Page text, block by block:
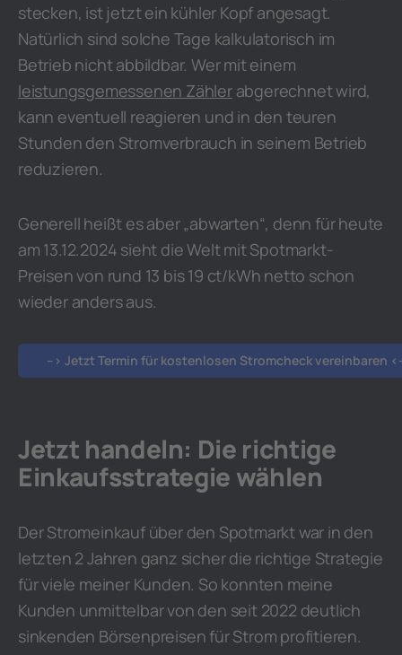
stecken, ist jetzt ein kühler Kopf angesagt.
Natürlich sind solche Tage kalkulatorisch im
Betrieb nicht abbildbar. Wer mit einem
leistungsgemessenen Zählerabgerechnet wird,
kann eventuell reagieren und in den teuren
Stunden den Stromverbrauch in seinem Betrieb
reduzieren.
Generell heißt es aber „abwarten“, denn für heute
am 13.12.2024 sieht die Welt mit Spotmarkt-
Preisen von rund 13 bis 19 ct/kWh netto schon
wieder anders aus.
–> Jetzt Termin für kostenlosen Stromcheck vereinbaren
Jetzt handeln: Die richtige
Einkaufsstrategie wählen
Der Stromeinkauf über den Spotmarkt war in den
letzten 2 Jahren ganz sicher die richtige Strategie
für viele meiner Kunden. So konnten meine
Kunden unmittelbar von den seit 2022 deutlich
sinkenden Börsenpreisen für Strom profitieren.